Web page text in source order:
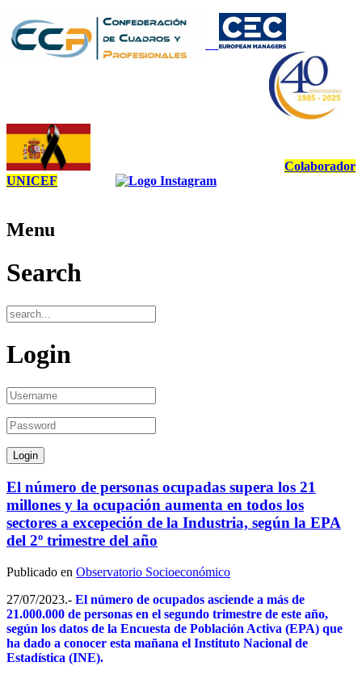
Colaborador
UNICEF
Menu
Search
Login
El número de personas ocupadas supera los 21
millones y la ocupación aumenta en todos los
sectores a excepeción de la Industria, según la EPA
del 2º trimestre del año
Publicado en Observatorio Socioeconómico
27/07/2023.- El número de ocupados asciende a más de
21.000.000 de personas en el segundo trimestre de este año,
según los datos de la Encuesta de Población Activa (EPA) que
ha dado a conocer esta mañana el Instituto Nacional de
Estadística (INE).